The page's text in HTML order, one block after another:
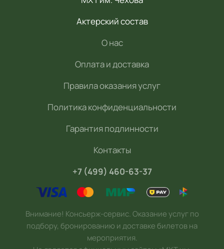
Актерский состав
О нас
Оплата и доставка
Правила оказания услуг
Политика конфиденциальности
Гарантия подлинности
Контакты
+7 (499) 460-63-37
Внимание! Консьерж-сервис. Оказание услуг по
подбору, бронированию и доставке билетов на
мероприятия.